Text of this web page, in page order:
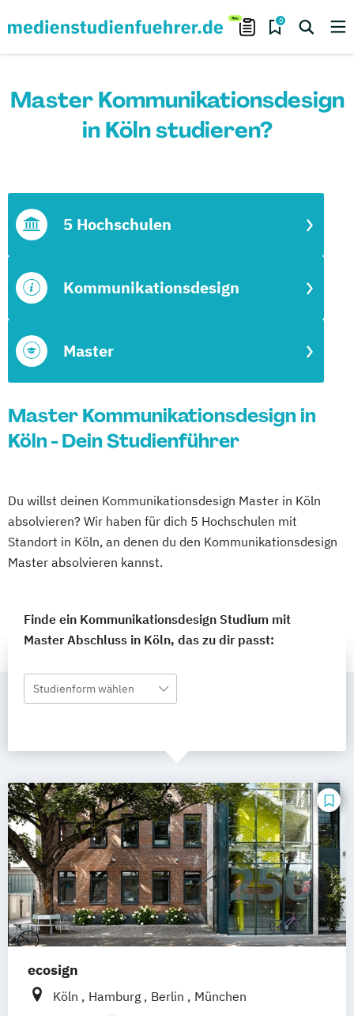
0
Master Kommunikationsdesign
in Köln studieren?
Master
Kommunikationsdesign
5 Hochschulen
Master Kommunikationsdesign in
Köln - Dein Studienführer
Du willst deinen Kommunikationsdesign Master in Köln
absolvieren? Wir haben für dich 5 Hochschulen mit
Standort in Köln, an denen du den Kommunikationsdesign
Master absolvieren kannst.
Finde ein Kommunikationsdesign Studium mit
Master Abschluss in Köln, das zu dir passt:
Studienform wählen
ecosign
Köln Hamburg Berlin
München